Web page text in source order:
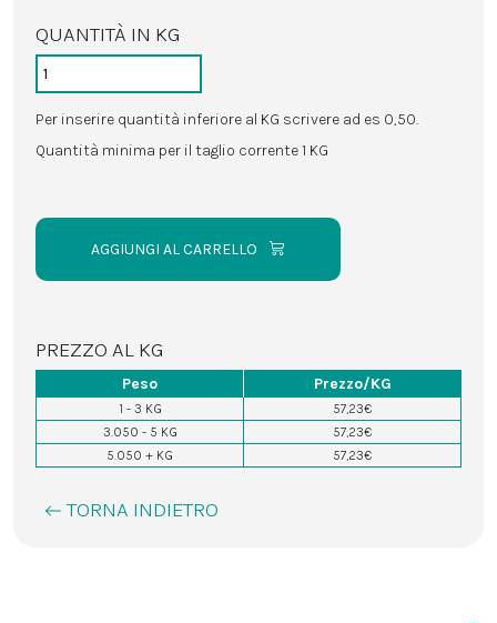
QUANTITÀ IN KG
Per inserire quantità inferiore al KG scrivere ad es 0,50.
Quantità minima per il taglio corrente 1 KG
AGGIUNGI AL CARRELLO
PREZZO AL KG
Peso Prezzo/KG
1 - 3 KG
57,23€
3.050 - 5 KG
57,23€
5.050 + KG
57,23€
TORNA INDIETRO